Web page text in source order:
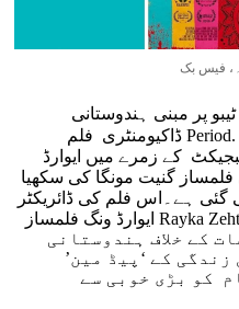
فیس بک
پر مبنی ہندوستانی
ڈاکیومنٹری فلم Period. End of Sentenceنے 91 ویں اکادمی
کے زمرے میں ایوارڈ
گنیت مونگا کی سکھیا
گئی ہے۔اس فلم کی ڈائریکٹر
ایوارڈ ونگ فلمساز Rayka Zehtabchiہیں۔فلم میں ماہواری
کے خلاف ہندوستانی
کے ‘پیڈ مین’
کو بڑی خوبی سے